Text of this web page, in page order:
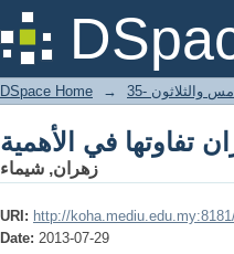
تفاوتها في الأهمية
DSpace Home → والثلاثون -35
تفاوتها في الأهمية
زهران, شيماء
URI: http://
Date: 2013-07-29